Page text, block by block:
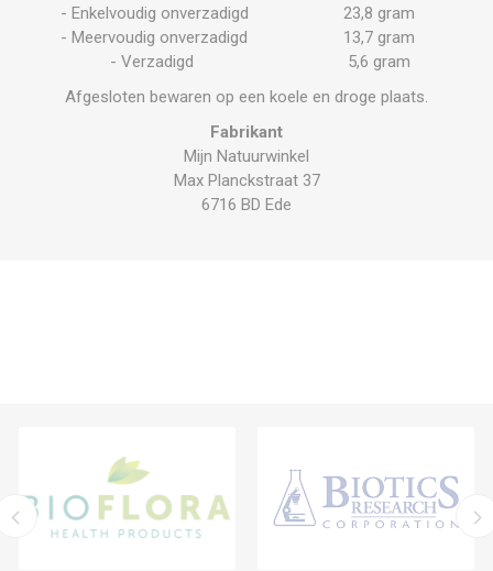
- Enkelvoudig onverzadigd
23,8 gram
- Meervoudig onverzadigd
13,7 gram
- Verzadigd
5,6 gram
Afgesloten bewaren op een koele en droge plaats.
Fabrikant
Mijn Natuurwinkel
Max Planckstraat 37
6716 BD Ede